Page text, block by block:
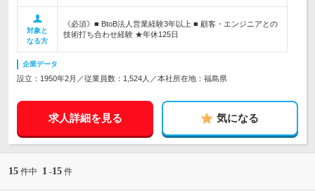
対象と
なる方
《必須》■ BtoB法人営業経験3年以上 ■ 顧客・エンジニアとの
技術打ち合わせ経験 ★年休125日
企業データ
設立：1950年2月／従業員数：1,524人／本社所在地：福島県
求人詳細を見る 気になる
15 件中 1 -15 件